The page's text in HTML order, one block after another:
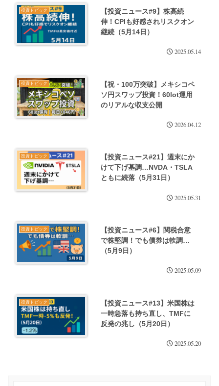
投資トピック
【投資ニュース#9】株高続
伸！CPIも好感されリスクオン
継続（5月14日）
2025.05.14
投資トピック
【祝・100万突破】メキシコペ
ソ円スワップ投資！60lot運用
のリアルな収支公開
2026.04.12
投資トピック
【投資ニュース#21】週末にか
けて下げ基調…NVDA・TSLA
ともに続落（5月31日）
2025.05.31
投資トピック
【投資ニュース#6】関税合意
で株堅調！でも債券は軟調…
（5月9日）
2025.05.09
投資トピック
【投資ニュース#13】米国株は
一時急落も持ち直し、TMFに
反発の兆し（5月20日）
2025.05.20